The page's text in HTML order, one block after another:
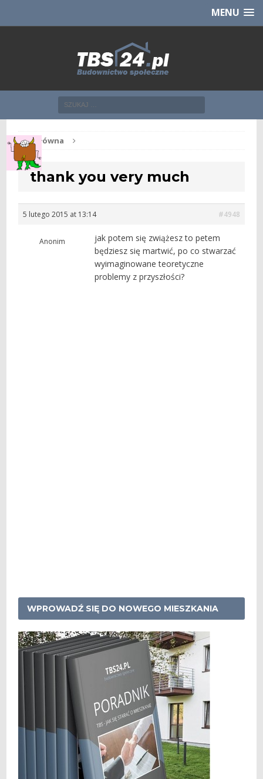
CHCĘ [klik]MENU
Str. główna
thank you very much
5 lutego 2015 at 13:14 #4948
Anonim
jak potem się zwiążesz to petem
będziesz się martwić, po co stwarzać
wyimaginowane teoretyczne
problemy z przyszłości?
WPROWADŹ SIĘ DO NOWEGO MIESZKANIA